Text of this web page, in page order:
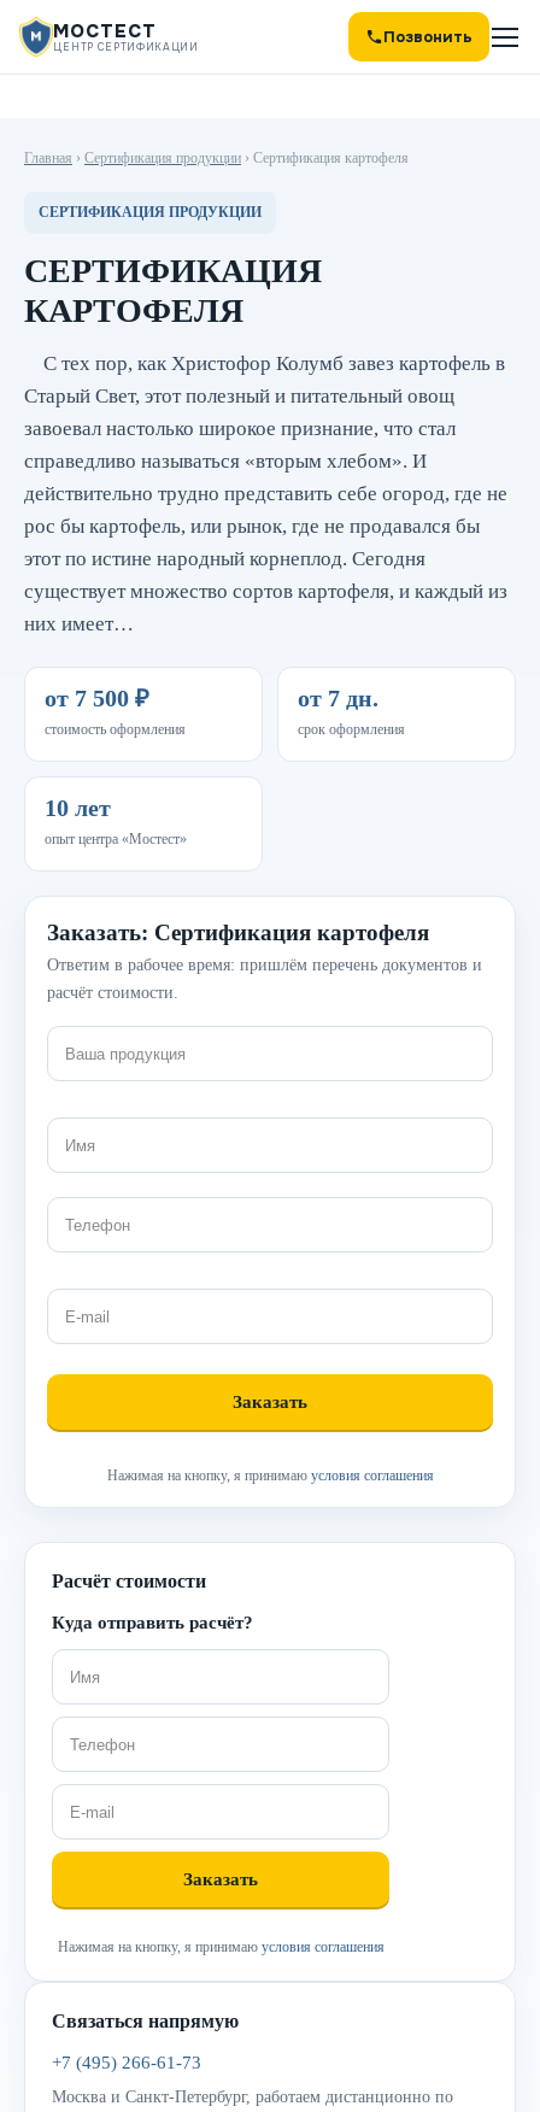
МОСТЕСТ
ЦЕНТР СЕРТИФИКАЦИИ Позвонить
Главная › Сертификация продукции › Сертификация картофеля
СЕРТИФИКАЦИЯ ПРОДУКЦИИ
СЕРТИФИКАЦИЯ
КАРТОФЕЛЯ
С тех пор, как Христофор Колумб завез картофель в
Старый Свет, этот полезный и питательный овощ
завоевал настолько широкое признание, что стал
справедливо называться «вторым хлебом». И
действительно трудно представить себе огород, где не
рос бы картофель, или рынок, где не продавался бы
этот по истине народный корнеплод. Сегодня
существует множество сортов картофеля, и каждый из
них имеет…
от 7 500 ₽
стоимость оформления
от 7 дн.
срок оформления
10 лет
опыт центра «Мостест»
Заказать: Сертификация картофеля
Ответим в рабочее время: пришлём перечень документов и
расчёт стоимости.
Нажимая на кнопку, я принимаю условия соглашения
Расчёт стоимости
Куда отправить расчёт?
Нажимая на кнопку, я принимаю условия соглашения
Связаться напрямую
+7 (495) 266-61-73
Москва и Санкт-Петербург, работаем дистанционно по